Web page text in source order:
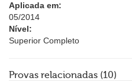
Aplicada em:
05/2014
Nível:
Superior Completo
Provas relacionadas (10)